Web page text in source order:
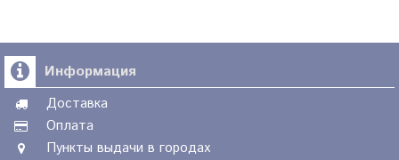
Информация
Доставка
Оплата
Пункты выдачи в городах